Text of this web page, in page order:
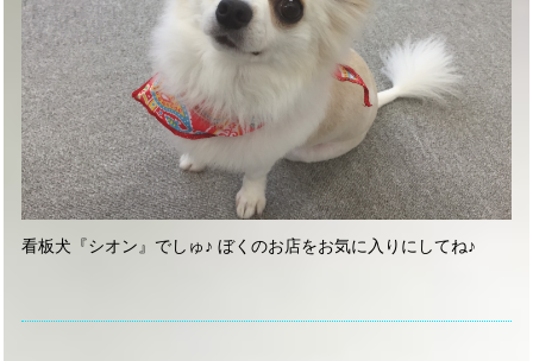
看板犬『シオン』でしゅ♪ ぼくのお店をお気に入りにしてね♪